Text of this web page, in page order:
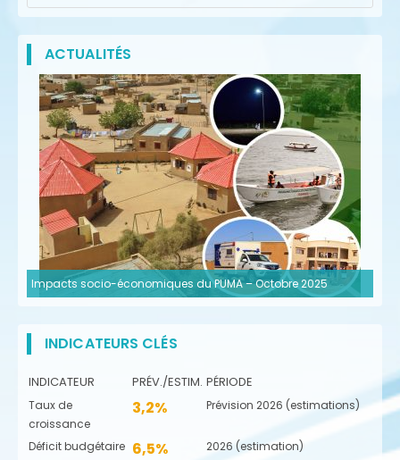
ACTUALITÉS
Impacts socio-économiques du PUMA – Octobre 2025
INDICATEURS CLÉS
INDICATEUR PRÉV./ESTIM. PÉRIODE
Taux de
croissance
3,2% Prévision 2026 (estimations)
Déficit budgétaire 6,5%
2026 (estimation)